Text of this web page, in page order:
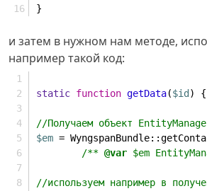
}
и затем в нужном нам методе,
например такой код:
static function getData($id ) {
//Получаем объект
$em =
/** @var $em
//используем например в